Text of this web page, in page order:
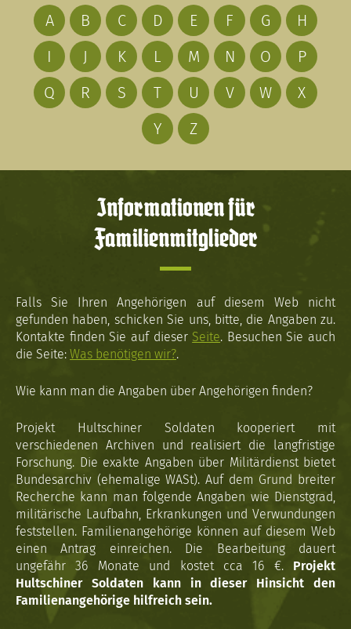
A B C D E F G
H
I
J K L M N O
P
Q
R S T U V W
X
Y
Z
Informationen für
Familienmitglieder
Falls Sie Ihren Angehörigen auf diesem Web nicht
gefunden haben, schicken Sie uns, bitte, die Angaben zu.
Kontakte finden Sie auf dieser Seite. Besuchen Sie auch
die Seite: Was benötigen wir?.
Wie kann man die Angaben über Angehörigen finden?
Projekt Hultschiner Soldaten kooperiert mit
verschiedenen Archiven und realisiert die langfristige
Forschung. Die exakte Angaben über Militärdienst bietet
Bundesarchiv (ehemalige WASt). Auf dem Grund breiter
Recherche kann man folgende Angaben wie Dienstgrad,
militärische Laufbahn, Erkrankungen und Verwundungen
feststellen. Familienangehörige können auf diesem Web
einen Antrag einreichen. Die Bearbeitung dauert
ungefähr 36 Monate und kostet cca 16 €. Projekt
Hultschiner Soldaten kann in dieser Hinsicht den
Familienangehörige hilfreich sein.